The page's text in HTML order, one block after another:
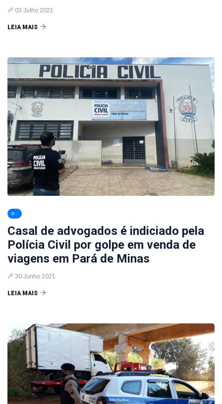
03 Julho 2021
LEIA MAIS
Casal de advogados é indiciado pela
Polícia Civil por golpe em venda de
viagens em Pará de Minas
30 Junho 2021
LEIA MAIS